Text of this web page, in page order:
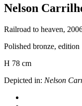
Nelson
Railroad to heaven,
Polished bronze, edition
H 78 cm
Depicted in: Nelson